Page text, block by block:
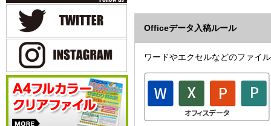
Officeデータ入稿ルール
ワードやエクセルなどのファイ